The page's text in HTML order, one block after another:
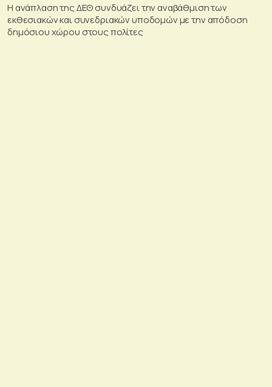
Η ανάπλαση της ΔΕΘ συνδυάζει την αναβάθμιση των
εκθεσιακών και συνεδριακών υποδομών με την απόδοση
δημόσιου χώρου στους πολίτες